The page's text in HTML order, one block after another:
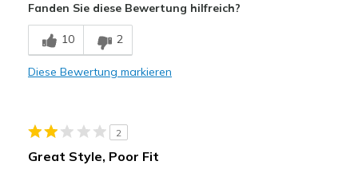
Comfortable
Stylish
Travel
Fanden Sie diese Bewertung hilfreich?
10 2
Diese Bewertung markieren
2
Great Style, Poor Fit